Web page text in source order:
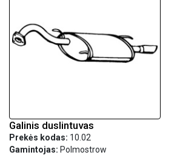
Galinis duslintuvas
Prekės kodas: 10.02
Gamintojas: Polmostrow